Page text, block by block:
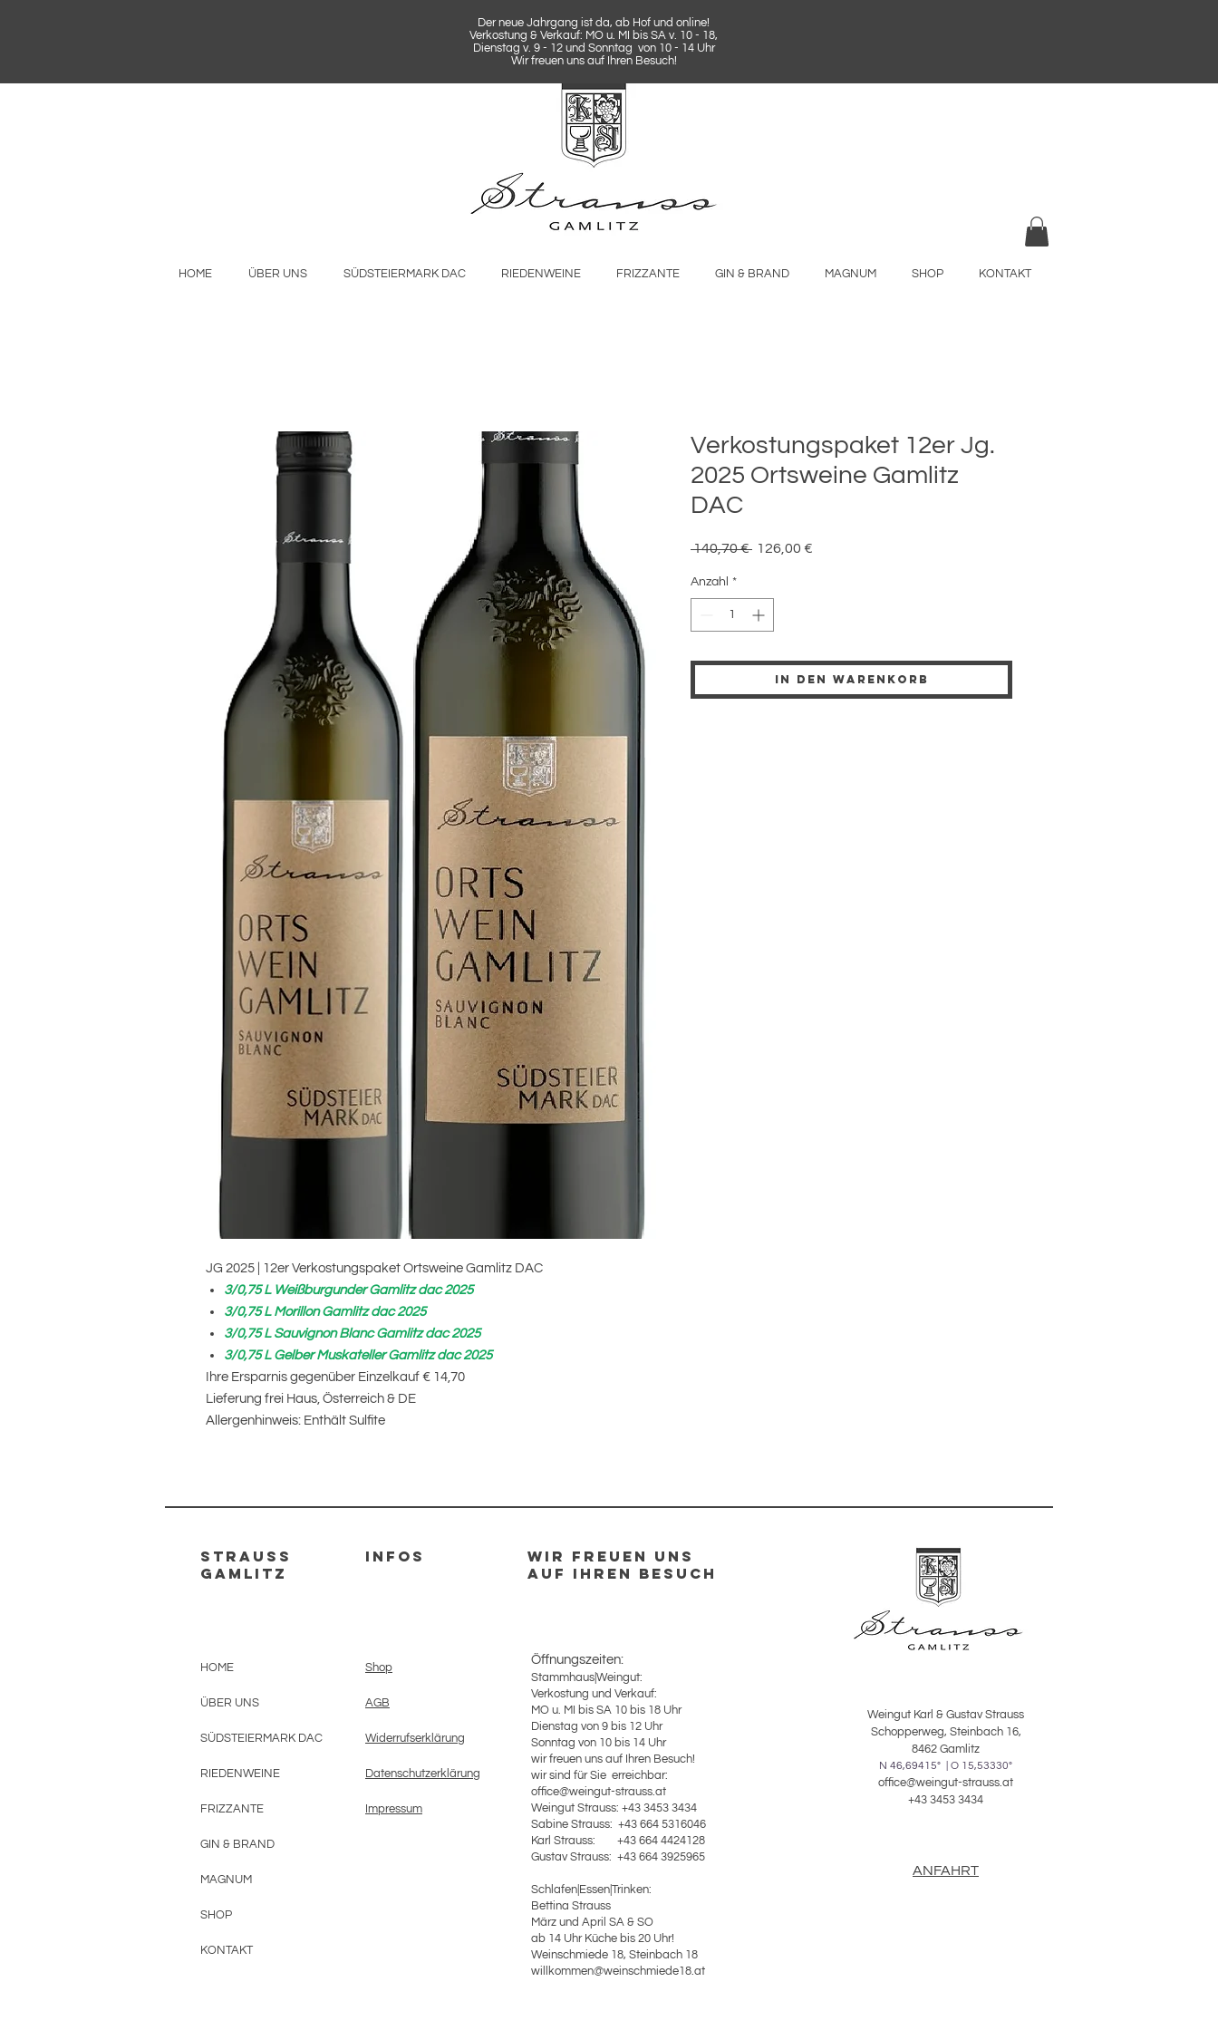
Der neue Jahrgang ist da, ab Hof und online!
Verkostung & Verkauf: MO u. MI bis SA v. 10 - 18,
Dienstag v. 9 - 12 und Sonntag von 10 - 14 Uhr
Wir freuen uns auf Ihren Besuch!
HOME ÜBER UNS SÜDSTEIERMARK DAC RIEDENWEINE FRIZZANTE GIN & BRAND MAGNUM SHOP KONTAKT
JG 2025 | 12er Verkostungspaket Ortsweine Gamlitz DAC
3/0,75 L Weißburgunder Gamlitz dac 2025
3/0,75 L Morillon Gamlitz dac 2025
3/0,75 L Sauvignon Blanc Gamlitz dac 2025
3/0,75 L Gelber Muskateller Gamlitz dac 2025
Ihre Ersparnis gegenüber Einzelkauf € 14,70
Lieferung frei Haus, Österreich & DE
Allergenhinweis: Enthält Sulfite
Verkostungspaket 12er Jg.
2025 Ortsweine Gamlitz
DAC
140,70 € Standardpreis
126,00 €
Anzahl *
In den Warenkorb
strauss
gamlitz
HOME
ÜBER UNS
SÜDSTEIERMARK DAC
RIEDENWEINE
FRIZZANTE
GIN & BRAND
MAGNUM
SHOP
KONTAKT
INFOS
Wir Freuen uns
auf Ihren Besuch
Shop
AGB
Widerrufserklärung
Datenschutzerklärung
Impressum
Öffnungszeiten:
Stammhaus|Weingut:
Verkostung und Verkauf:
MO u. MI bis SA 10 bis 18 Uhr
Dienstag von 9 bis 12 Uhr
Sonntag von 10 bis 14 Uhr
wir freuen uns auf Ihren Besuch!
wir sind für Sie erreichbar:
office@weingut-strauss.at
Weingut Strauss: +43 3453 3434
Sabine Strauss: +43 664 5316046
Karl Strauss: +43 664 4424128
​Gustav Strauss: +43 664 3925965
Schlafen|Essen|Trinken:
Bettina Strauss
März und April SA & SO
ab 14 Uhr Küche bis 20 Uhr!
Weinschmiede 18, Steinbach 18
willkommen@weinschmiede18.at
Weingut Karl & Gustav Strauss
Schopperweg, Steinbach 16,
8462 Gamlitz
N 46,69415° | O 15,53330°
office@weingut-strauss.at
+43 3453 3434
ANFAHRT